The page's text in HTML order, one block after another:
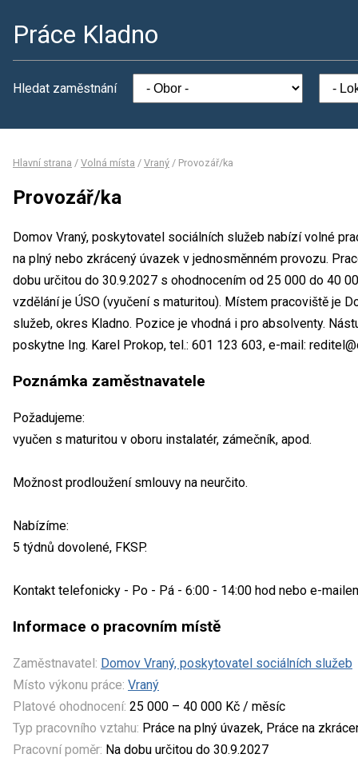
Práce Kladno
Hledat zaměstnání
Hlavní strana / Volná místa / Vraný / Provozář/ka
Provozář/ka
Domov Vraný, poskytovatel sociálních služeb nabízí volné
na plný nebo zkrácený úvazek v jednosměnném provozu.
dobu určitou do 30.9.2027 s ohodnocením od 25 000 do 40
vzdělání je ÚSO (vyučení s maturitou). Místem pracoviště je
služeb, okres Kladno. Pozice je vhodná i pro absolventy.
poskytne Ing. Karel Prokop, tel.: 601 123 603, e-mail:
Poznámka zaměstnavatele
Požadujeme:
vyučen s maturitou v oboru instalatér, zámečník, apod.
Možnost prodloužení smlouvy na neurčito.
Nabízíme:
5 týdnů dovolené, FKSP.
Kontakt telefonicky - Po - Pá - 6:00 - 14:00 hod nebo e-
Informace o pracovním místě
Zaměstnavatel: Domov Vraný, poskytovatel sociálních služeb
Místo výkonu práce: Vraný
Platové ohodnocení: 25 000 – 40 000 Kč / měsíc
Typ pracovního vztahu: Práce na plný úvazek, Práce na
Pracovní poměr: Na dobu určitou do 30.9.2027